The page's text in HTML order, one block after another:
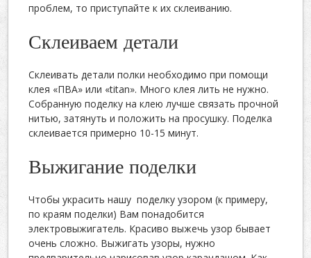
проблем, то приступайте к их склеиванию.
Склеиваем детали
Склеивать детали полки необходимо при помощи
клея «ПВА» или «titan». Много клея лить не нужно.
Собранную поделку на клею лучше связать прочной
нитью, затянуть и положить на просушку. Поделка
склеивается примерно 10-15 минут.
Выжигание поделки
Чтобы украсить нашу поделку узором (к примеру,
по краям поделки) Вам понадобится
электровыжигатель. Красиво выжечь узор бывает
очень сложно. Выжигать узоры, нужно